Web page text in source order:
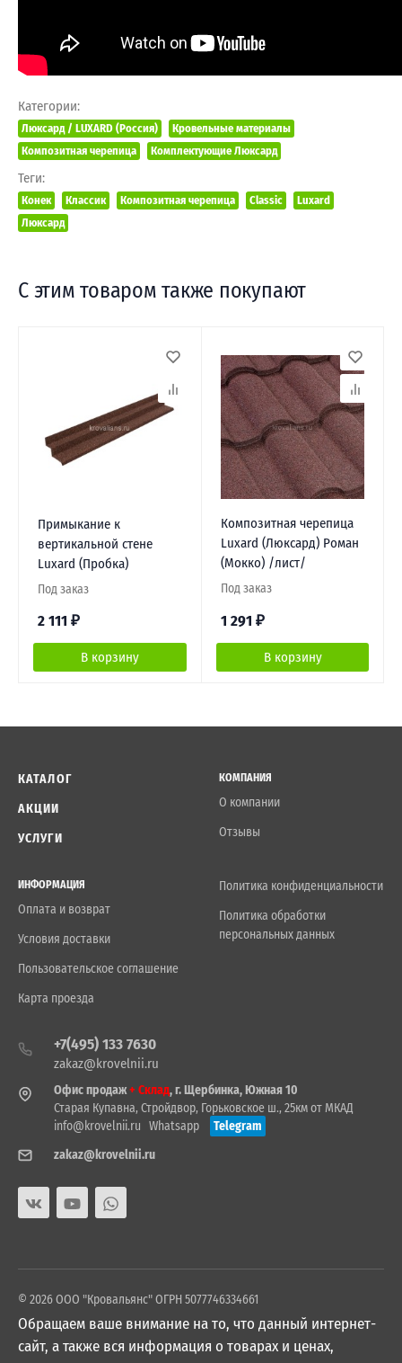
Категории:
Люксард / LUXARD (Россия)
Кровельные материалы
Композитная черепица
Комплектующие Люксард
Теги:
Конек Классик Композитная черепица Classic
Luxard
Люксард
С этим товаром также покупают
Примыкание к
вертикальной стене
Luxard (Пробка)
Под заказ
2 111 ₽
В корзину
Композитная черепица
Luxard (Люксард) Роман
(Мокко) /лист/
Под заказ
1 291 ₽
В корзину
КАТАЛОГ
АКЦИИ
УСЛУГИ
КОМПАНИЯ
О компании
Отзывы
ИНФОРМАЦИЯ
Оплата и возврат
Условия доставки
Пользовательское соглашение
Карта проезда
Политика конфиденциальности
Политика обработки
персональных данных
+7(495) 133 7630
zakaz@krovelnii.ru
Офис продаж+ Склад, г. Щербинка, Южная 10
Старая Купавна, Стройдвор, Горьковское ш., 25км от МКАД
info@krovelnii.ru Whatsapp
Telegram
zakaz@krovelnii.ru
© 2026 ООО "Кровальянс" ОГРН 5077746334661
Обращаем ваше внимание на то, что данный интернет-
сайт, а также вся информация о товарах и ценах,